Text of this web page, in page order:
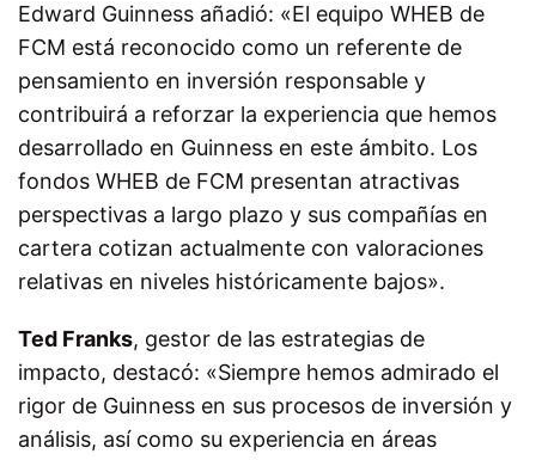
Edward Guinness añadió: «El equipo WHEB de
FCM está reconocido como un referente de
pensamiento en inversión responsable y
contribuirá a reforzar la experiencia que hemos
desarrollado en Guinness en este ámbito. Los
fondos WHEB de FCM presentan atractivas
perspectivas a largo plazo y sus compañías en
cartera cotizan actualmente con valoraciones
relativas en niveles históricamente bajos».
Ted Franks, gestor de las estrategias de
impacto, destacó: «Siempre hemos admirado el
rigor de Guinness en sus procesos de inversión y
análisis, así como su experiencia en áreas